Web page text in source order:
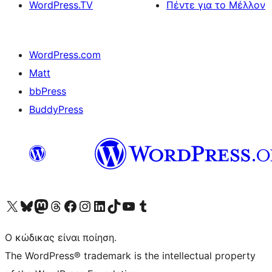
WordPress.TV Πέντε για το Μέλλον
WordPress.com
Matt
bbPress
BuddyPress
Visit our X (formerly Twitter) account
Visit our Bluesky account
Επισκεφθείτε τον λογαριασμό μας στο Mastodon
Visit our Threads account
Επισκεφτείτε τη σελίδα μας στο Facebook
Επισκεφθείτε τον λογαριασμό μας Instagram
Επισκεφθείτε τον λογαριασμό μας LinkedIn
Visit our TikTok account
Visit our YouTube channel
Visit our Tumblr account
Ο κώδικας είναι ποίηση.
The WordPress® trademark is the intellectual property